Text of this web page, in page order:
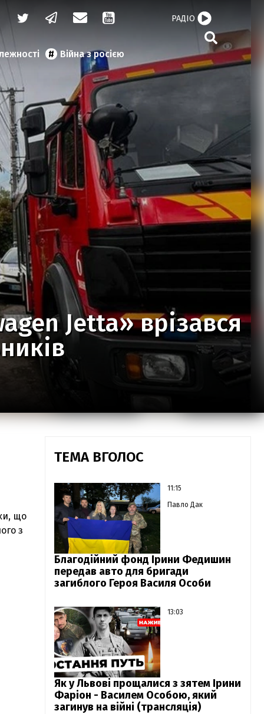
Війна з росією
РАДІО
Jetta» врізався
що
з
ТЕМА ВГОЛОС
11:15
Павло Дак
Благодійний фонд Ірини Федишин
передав авто для бригади
загиблого Героя Василя Особи
13:03
Як у Львові прощалися з зятем Ірини
Фаріон - Василем Особою, який
загинув на війні (трансляція)